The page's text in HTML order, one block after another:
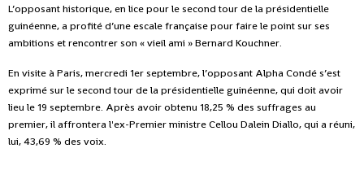
L’opposant historique, en lice pour le second tour de la présidentielle
guinéenne, a profité d’une escale française pour faire le point sur ses
ambitions et rencontrer son « vieil ami » Bernard Kouchner.
En visite à Paris, mercredi 1er septembre, l’opposant Alpha Condé s’est
exprimé sur le second tour de la présidentielle guinéenne, qui doit avoir
lieu le 19 septembre. Après avoir obtenu 18,25 % des suffrages au
premier, il affrontera l'ex-Premier ministre Cellou Dalein Diallo, qui a réuni,
lui, 43,69 % des voix.